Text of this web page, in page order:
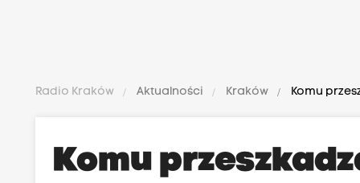
Radio Kraków Aktualności Kraków Komu
Komu